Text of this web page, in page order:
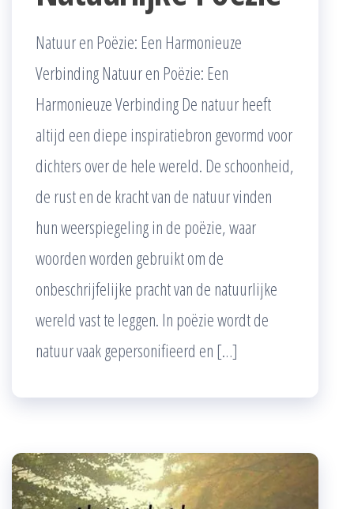
Natuur en Poëzie: Een Harmonieuze
Verbinding Natuur en Poëzie: Een
Harmonieuze Verbinding De natuur heeft
altijd een diepe inspiratiebron gevormd voor
dichters over de hele wereld. De schoonheid,
de rust en de kracht van de natuur vinden
hun weerspiegeling in de poëzie, waar
woorden worden gebruikt om de
onbeschrijfelijke pracht van de natuurlijke
wereld vast te leggen. In poëzie wordt de
natuur vaak gepersonifieerd en […]